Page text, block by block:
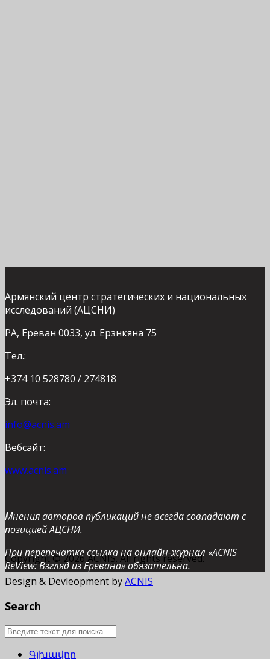
Армянский центр стратегических и национальных
исследований (АЦСНИ)
РА, Ереван 0033, ул. Ерзнкяна 75
Тел.:
+374 10 528780 / 274818
Эл. почта:
info@acnis.am
Вебсайт:
www.acnis.am
Мнения авторов публикаций не всегда совпадают с
позицией АЦСНИ.
При перепечатке ссылка на онлайн-журнал «ACNIS
ReView: Взгляд из Еревана» обязательна.
Copyright © 2026 ACNIS. All rights reserved.
Design & Devleopment byACNIS
Search
Գլխավոր